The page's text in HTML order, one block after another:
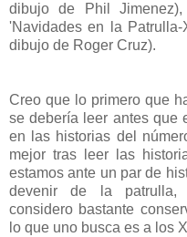
dibujo de Phil
'Navidades en la
dibujo de Roger Cruz).
Creo que lo primero que
se debería leer antes que
en las historias del
mejor tras leer las
estamos ante un par de
devenir de la patrulla,
considero bastante
lo que uno busca es a los